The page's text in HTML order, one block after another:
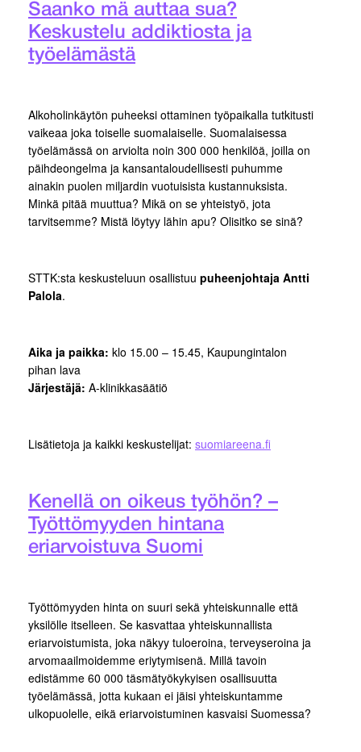
Saanko mä auttaa sua?
Keskustelu addiktiosta ja
työelämästä
Alkoholin­käytön puheeksi ottaminen työpaikalla tutkitusti
vaikeaa joka toiselle suomalaiselle. Suomalaisessa
työelämässä on arviolta noin 300 000 henkilöä, joilla on
päihdeongelma ja kansantaloudellisesti puhumme
ainakin puolen miljardin vuotuisista kustannuksista.
Minkä pitää muuttua? Mikä on se yhteistyö, jota
tarvitsemme? Mistä löytyy lähin apu? Olisitko se sinä?
STTK:sta keskusteluun osallistuu puheenjohtaja Antti
Palola.
Aika ja paikka: klo 15.00 – 15.45, Kaupungintalon
pihan lava
Järjestäjä: A-klinikkasäätiö
Lisätietoja ja kaikki keskustelijat: suomiareena.fi
Kenellä on oikeus työhön? –
Työttömyyden hintana
eriarvoistuva Suomi
Työttömyyden hinta on suuri sekä yhteiskunnalle että
yksilölle itselleen. Se kasvattaa yhteiskunnallista
eriarvoistumista, joka näkyy tuloeroina, terveyseroina ja
arvomaailmoidemme eriytymisenä. Millä tavoin
edistämme 60 000 täsmätyökykyisen osallisuutta
työelämässä, jotta kukaan ei jäisi yhteiskuntamme
ulkopuolelle, eikä eriarvoistuminen kasvaisi Suomessa?